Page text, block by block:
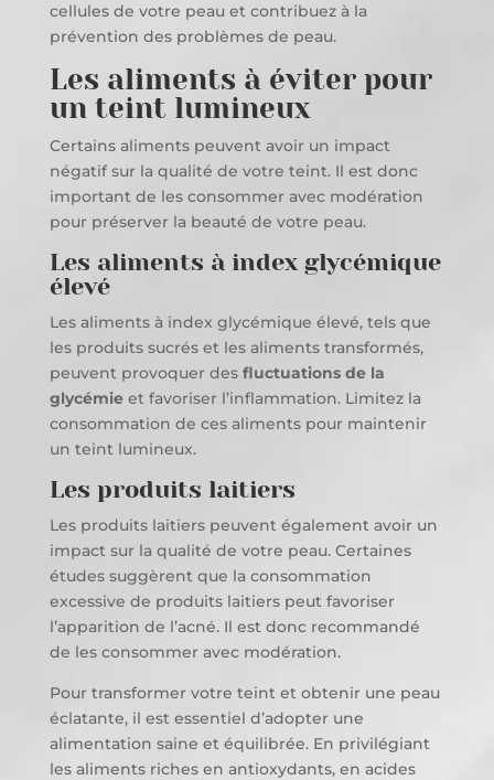
cellules de votre peau et contribuez à la
prévention des problèmes de peau.
Les aliments à éviter pour
un teint lumineux
Certains aliments peuvent avoir un impact
négatif sur la qualité de votre teint. Il est donc
important de les consommer avec modération
pour préserver la beauté de votre peau.
Les aliments à index glycémique
élevé
Les aliments à index glycémique élevé, tels que
les produits sucrés et les aliments transformés,
peuvent provoquer des fluctuations de la
glycémieet favoriser l’inflammation. Limitez la
consommation de ces aliments pour maintenir
un teint lumineux.
Les produits laitiers
Les produits laitiers peuvent également avoir un
impact sur la qualité de votre peau. Certaines
études suggèrent que la consommation
excessive de produits laitiers peut favoriser
l’apparition de l’acné. Il est donc recommandé
de les consommer avec modération.
Pour transformer votre teint et obtenir une peau
éclatante, il est essentiel d’adopter une
alimentation saine et équilibrée. En privilégiant
les aliments riches en antioxydants, en acides